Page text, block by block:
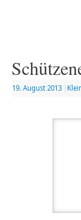
19. August 2013
Für langjährige
am